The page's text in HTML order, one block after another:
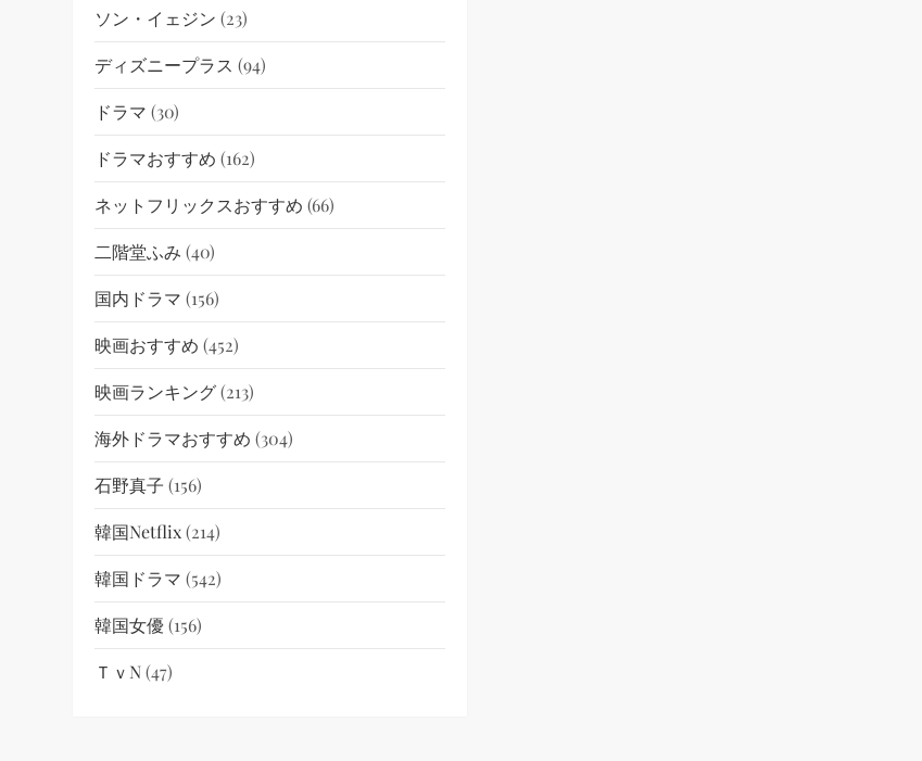
ソン・イェジン (23)
ディズニープラス (94)
ドラマ (30)
ドラマおすすめ (162)
ネットフリックスおすすめ (66)
二階堂ふみ (40)
国内ドラマ (156)
映画おすすめ (452)
映画ランキング(213)
海外ドラマおすすめ (304)
石野真子 (156)
韓国netflix(214)
韓国ドラマ (542)
韓国女優(156)
ＴｖN(47)